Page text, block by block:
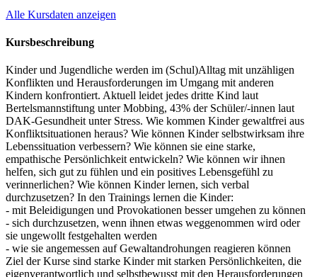
Alle Kursdaten anzeigen
Kursbeschreibung
Kinder und Jugendliche werden im (Schul)Alltag mit unzähligen
Konflikten und Herausforderungen im Umgang mit anderen
Kindern konfrontiert. Aktuell leidet jedes dritte Kind laut
Bertelsmannstiftung unter Mobbing, 43% der Schüler/-innen laut
DAK-Gesundheit unter Stress. Wie kommen Kinder gewaltfrei aus
Konfliktsituationen heraus? Wie können Kinder selbstwirksam ihre
Lebenssituation verbessern? Wie können sie eine starke,
empathische Persönlichkeit entwickeln? Wie können wir ihnen
helfen, sich gut zu fühlen und ein positives Lebensgefühl zu
verinnerlichen? Wie können Kinder lernen, sich verbal
durchzusetzen? In den Trainings lernen die Kinder:
- mit Beleidigungen und Provokationen besser umgehen zu können
- sich durchzusetzen, wenn ihnen etwas weggenommen wird oder
sie ungewollt festgehalten werden
- wie sie angemessen auf Gewaltandrohungen reagieren können
Ziel der Kurse sind starke Kinder mit starken Persönlichkeiten, die
eigenverantwortlich und selbstbewusst mit den Herausforderungen